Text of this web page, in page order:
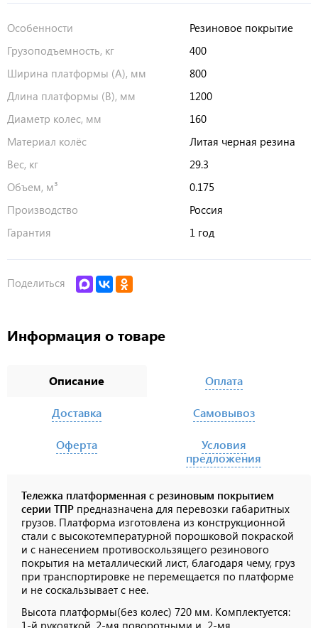
Особенности
Резиновое покрытие
Грузоподъемность, кг
400
Ширина платформы (А), мм
800
Длина платформы (В), мм
1200
Диаметр колес, мм
160
Материал колёс
Литая черная резина
Вес, кг
29.3
Объем, м³
0.175
Производство
Россия
Гарантия
1 год
Поделиться
Информация о товаре
Описание
Тележка платформенная с резиновым покрытием
серии ТПР предназначена для перевозки габаритных
грузов. Платформа изготовлена из конструкционной
стали с высокотемпературной порошковой покраской
и с нанесением противоскользящего резинового
покрытия на металлический лист, благодаря чему, груз
при транспортировке не перемещается по платформе
и не соскальзывает с нее.
Высота платформы(без колес) 720 мм. Комплектуется:
Оплата
Доставка Самовывоз
Оферта
Условия
предложения